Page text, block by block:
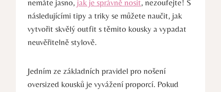
nemáte jasno, jak je správně nosit, nezoufejte! S
následujícími tipy a triky se můžete naučit, jak
vytvořit skvělý outfit s těmito kousky a vypadat
neuvěřitelně stylově.
Jedním ze základních pravidel pro nošení
oversized kousků je vyvážení proporcí. Pokud